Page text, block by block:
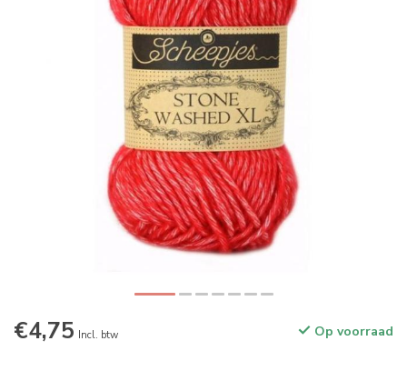
€4,75 Incl. btw Op voorraad